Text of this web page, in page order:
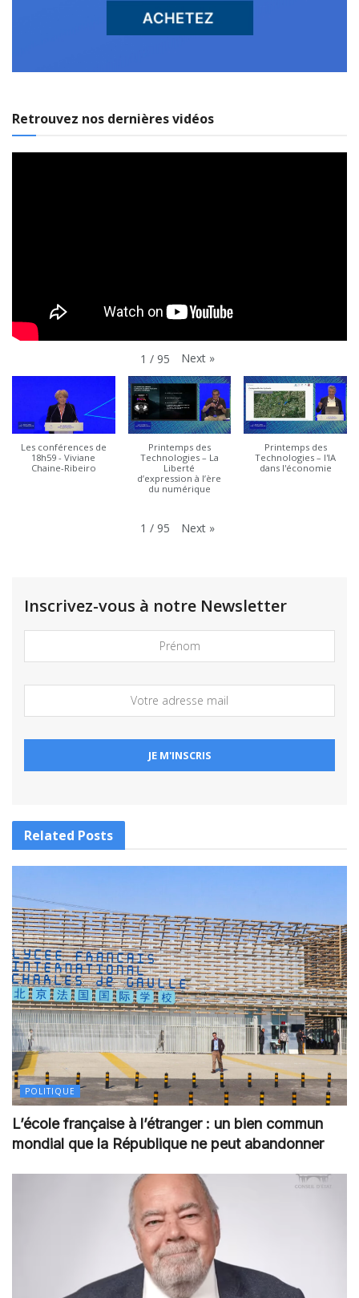
Retrouvez nos dernières vidéos
1 / 95 Next »
Les conférences de
18h59 - Viviane
Chaine-Ribeiro
Printemps des
Technologies – La
Liberté
d’expression à l’ère
du numérique
Printemps des
Technologies – l'IA
dans l'économie
1 / 95 Next »
Inscrivez-vous à notre Newsletter
Related Posts
POLITIQUE
L’école française à l’étranger : un bien commun
mondial que la République ne peut abandonner